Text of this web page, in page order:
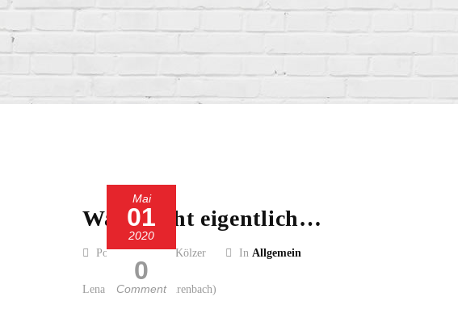
Mai
01
2020
0
Comment
Was macht eigentlich…
Posted by Guido Kölzer In Allgemein
Lena Roth (geb. Fehrenbach)